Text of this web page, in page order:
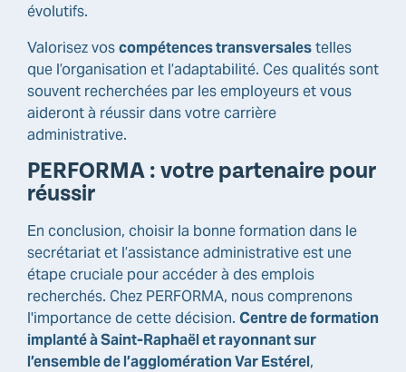
évolutifs.
Valorisez voscompétences transversalestelles
que l’organisation et l’adaptabilité. Ces qualités sont
souvent recherchées par les employeurs et vous
aideront à réussir dans votre carrière
administrative.
PERFORMA : votre partenaire pour
réussir
En conclusion, choisir la bonne formation dans le
secrétariat et l’assistance administrative est une
étape cruciale pour accéder à des emplois
recherchés. Chez PERFORMA, nous comprenons
l'importance de cette décision. Centre de formation
implanté à Saint-Raphaël et rayonnant sur
l’ensemble de l’agglomération Var Estérel,